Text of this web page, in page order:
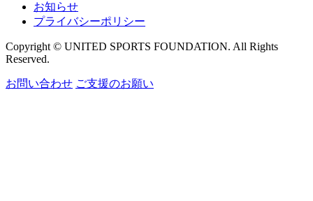
お知らせ
プライバシーポリシー
Copyright © UNITED SPORTS FOUNDATION. All Rights
Reserved.
お問い合わせ ご支援のお願い